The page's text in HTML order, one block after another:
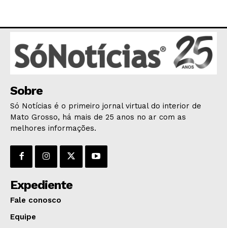
ECONOMIA
OPINIÃO
EDUCAÇÃO
SAÚDE
AGRONOTÍCIAS
ÚLTIMAS NOTÍCIAS
Sobre
Só Notícias é o primeiro jornal virtual do interior de
Mato Grosso, há mais de 25 anos no ar com as
melhores informações.
Expediente
Fale conosco
Equipe